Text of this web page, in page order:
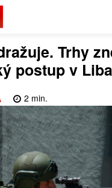
Trhy
postup v
2 min.